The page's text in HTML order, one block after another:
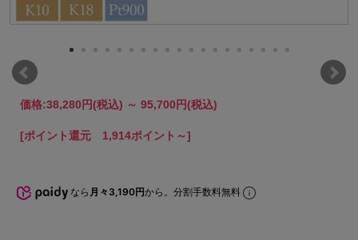
価格:38,280円(税込) ～ 95,700円(税込)
[ポイント還元 1,914ポイント～]
なら 月々3,190円から。分割手数料無料